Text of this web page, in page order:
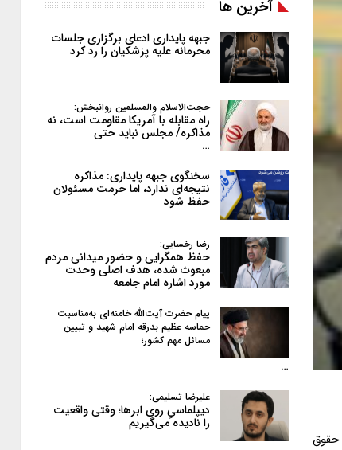
هم پیچید. علاوه بر آن شاهد است که تفکری انحرافی که در پاره ای از اصول، در سیاست خارجی، در مسائل مهم فرهنگی، در اصل ولایت فقیه و پاره ای از اصول قانون اساسی، در تکاثر و ثروت اندوزی، در سوء استفاده از بیت المال و در استفاده از رانت ثروت و قدرت برای تصاحب برخی جایگاه های حساس به آن اضافه شده است و حل آن هم چون فتنه نیاز به مدیریتی حکیمانه و نگاهی مدبرانه دارد.
آخرین ها
جبهه پایداری ادعای برگزاری جلسات
محرمانه علیه پزشکیان را رد کرد
حجت‌الاسلام والمسلمین روانبخش:
راه مقابله با آمریکا مقاومت است، نه
مذاکره/ مجلس نباید حتی
…
سخنگوی جبهه پایداری: مذاکره
نتیجه‌ای ندارد، اما حرمت مسئولان
حفظ شود
رضا رخسایی:
حفظ همگرایی و حضور میدانی مردم
مبعوث شده، هدف اصلی وحدت
مورد اشاره امام جامعه
پیام حضرت آیت‌الله خامنه‌ای به‌مناسبت
حماسه عظیم بدرقه امام شهید و تبیین
مسائل مهم کشور؛
…
علیرضا تسلیمی:
دیپلماسیِ روی ابرها؛ وقتی واقعیت
را نادیده می‌گیریم